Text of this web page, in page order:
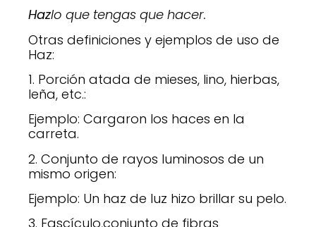
Hazlo que tengas que hacer.
Otras definiciones y ejemplos de uso de
Haz:
1. Porción atada de mieses, lino, hierbas,
leña, etc.:
Ejemplo: Cargaron los haces en la
carreta.
2. Conjunto de rayos luminosos de un
mismo origen:
Ejemplo: Un haz de luz hizo brillar su pelo.
3. Fascículo,conjunto de fibras